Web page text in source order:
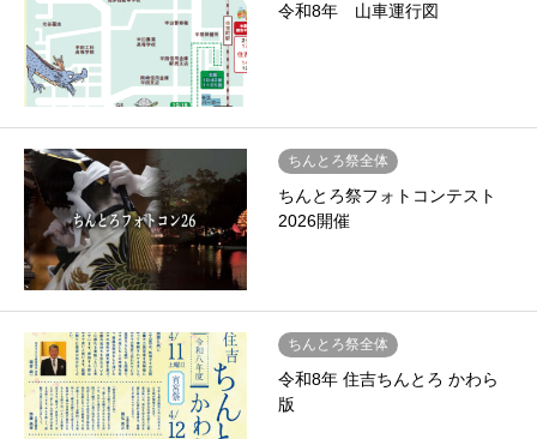
令和8年 山車運行図
ちんとろ祭全体
ちんとろ祭フォトコンテスト
2026開催
ちんとろ祭全体
令和8年 住吉ちんとろ かわら
版